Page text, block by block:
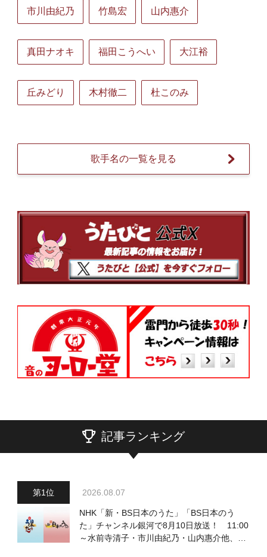
市川由紀乃 竹島宏 山内惠介
真田ナオキ 福田こうへい 大江裕
丘みどり 木村徹二 杜このみ
歌手名の一覧を見る
記事ランキング
2026.08.07
NHK「新・BS日本のうた」「BS日本のう
た」チャンネル銀河で8月10日放送！ 11:00
～水前寺清子・市川由紀乃・山内惠介他、